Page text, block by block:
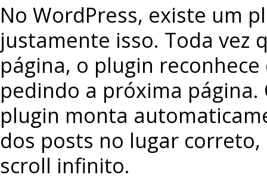
No WordPress, existe um
justamente isso. Toda vez
página, o plugin
pedindo a próxima
plugin monta
dos posts no lugar
scroll infinito.